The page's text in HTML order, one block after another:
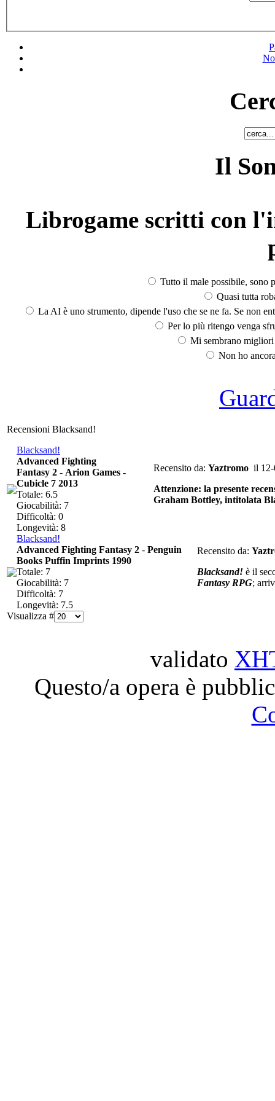
Il
Librogame scritti con
Tutto il male possibile, sono
Quasi tutta
La AI è uno strumento, dipende l'uso che se ne fa. Se non
Per lo più ritengo venga
Mi sembrano
Non ho
Recensioni Blacksand!
Blacksand!
Recensito da: Yaztromo il
Attenzione: la presente
Graham Bottley, intitolata
Advanced Fighting
Fantasy 2 - Arion Games -
Cubicle 7 2013
Totale: 6.5
Giocabilità: 7
Difficoltà: 0
Longevità: 8
Blacksand!
Recensito da:
Blacksand! è il
Fantasy RPG;
Advanced Fighting Fantasy 2 - Penguin
Books Puffin Imprints 1990
Totale: 7
Giocabilità: 7
Difficoltà: 7
Longevità: 7.5
Visualizza #
validato
Questo/a opera è